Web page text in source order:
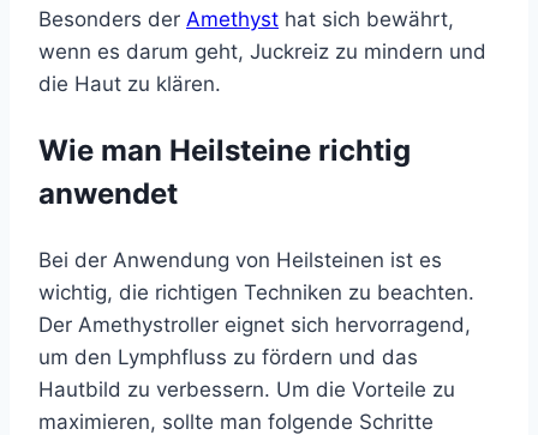
Besonders der Amethyst hat sich bewährt,
wenn es darum geht, Juckreiz zu mindern und
die Haut zu klären.
Wie man Heilsteine richtig
anwendet
Bei der Anwendung von Heilsteinen ist es
wichtig, die richtigen Techniken zu beachten.
Der Amethystroller eignet sich hervorragend,
um den Lymphfluss zu fördern und das
Hautbild zu verbessern. Um die Vorteile zu
maximieren, sollte man folgende Schritte